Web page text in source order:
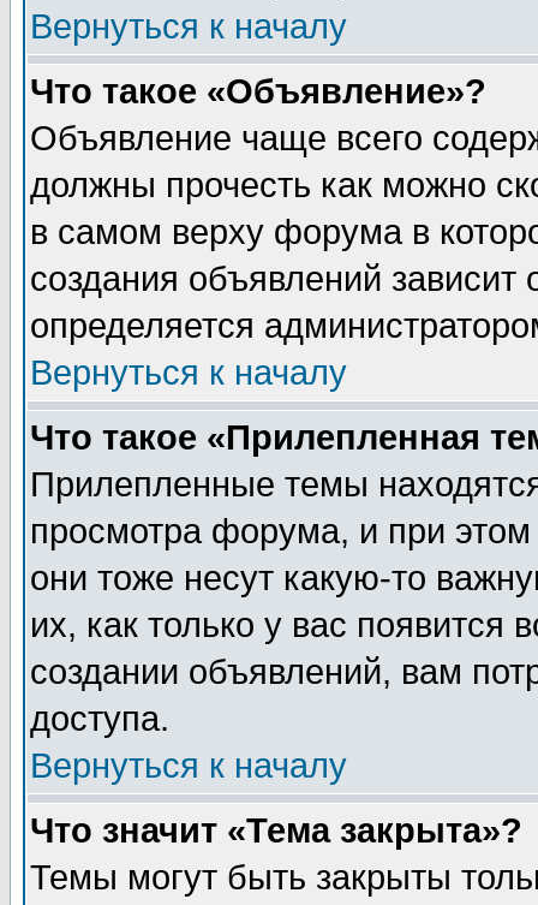
Вернуться к началу
Что такое «Объявление»?
Объявление чаще всего
должны прочесть как можно
в самом верху форума в
создания объявлений зависит
определяется
Вернуться к началу
Что такое «Прилепленная
Прилепленные темы
просмотра форума, и при
они тоже несут какую-то
их, как только у вас появится
создании объявлений, вам
доступа.
Вернуться к началу
Что значит «Тема закрыта»?
Темы могут быть закрыты